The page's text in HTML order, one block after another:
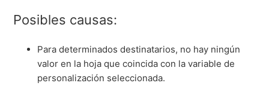
Posibles causas:
Para determinados destinatarios, no hay ningún
valor en la hoja que coincida con la variable de
personalización seleccionada.